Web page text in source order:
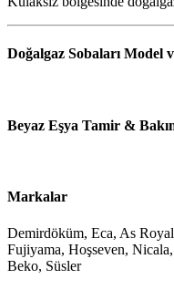
Doğalgaz Sobaları Model
Beyaz Eşya Tamir &
Markalar
Demirdöküm, Eca, As
Fujiyama, Hoşseven,
Beko, Süsler